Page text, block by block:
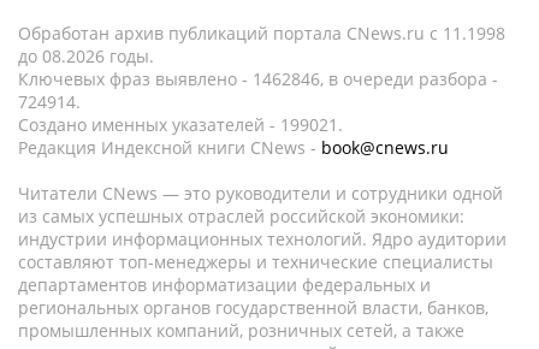
Обработан архив публикаций портала CNews.ru c 11.1998
до 08.2026 годы.
Ключевых фраз выявлено - 1462846, в очереди разбора -
724914.
Создано именных указателей - 199021.
Редакция Индексной книги CNews - book@cnews.ru
Читатели CNews — это руководители и сотрудники одной
из самых успешных отраслей российской экономики:
индустрии информационных технологий. Ядро аудитории
составляют топ-менеджеры и технические специалисты
департаментов информатизации федеральных и
региональных органов государственной власти, банков,
промышленных компаний, розничных сетей, а также